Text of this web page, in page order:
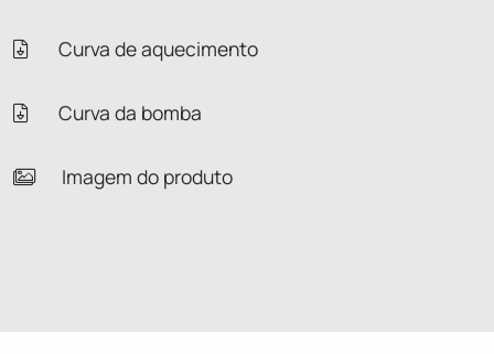
Curva de aquecimento
Curva da bomba
Imagem do produto